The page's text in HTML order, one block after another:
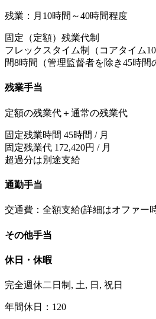
残業：月10時間～40時間程度
固定（定額）残業代制
フレックスタイム制（コアタイム
間8時間（管理監督者を除き45時間
残業手当
定額の残業代＋通常の残業代
固定残業時間 45時間 / 月
固定残業代 172,420円 / 月
超過分は別途支給
通勤手当
交通費：全額支給(詳細はオファー
その他手当
休日・休暇
完全週休二日制, 土, 日, 祝日
年間休日：120